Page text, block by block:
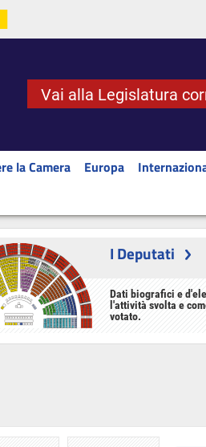
Vai alla Legislatura
la Camera Europa
I Deputati
Dati biografici e
l'attività svolta e
votato.